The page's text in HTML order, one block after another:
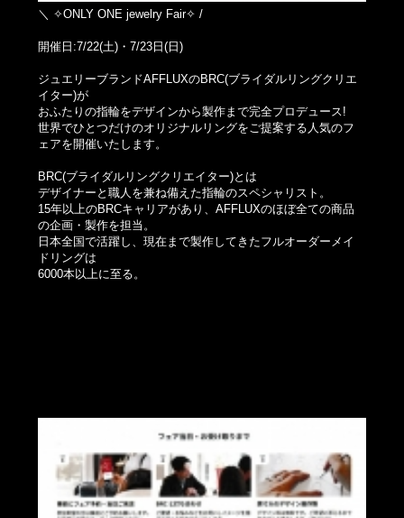
＼ ✧ONLY ONE jewelry Fair✧ /
開催日:7/22(土)・7/23日(日)
ジュエリーブランドAFFLUXのBRC(ブライダルリングクリエ
イター)が
おふたりの指輪をデザインから製作まで完全プロデュース!
世界でひとつだけのオリジナルリングをご提案する人気のフ
ェアを開催いたします。
BRC(ブライダルリングクリエイター)とは
デザイナーと職人を兼ね備えた指輪のスペシャリスト。
15年以上のBRCキャリアがあり、AFFLUXのほぼ全ての商品
の企画・製作を担当。
日本全国で活躍し、現在まで製作してきたフルオーダーメイ
ドリングは
6000本以上に至る。